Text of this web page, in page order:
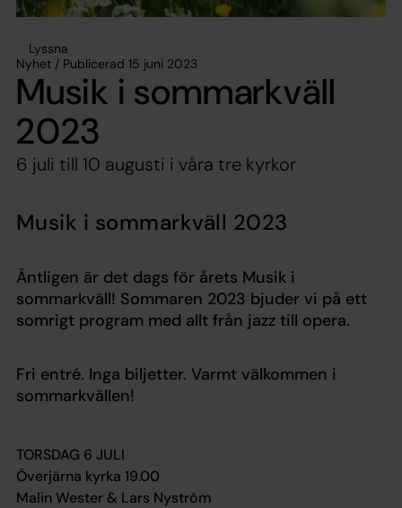
Lyssna
Nyhet / Publicerad 15 juni 2023
Musik i sommarkväll
2023
6 juli till 10 augusti i våra tre kyrkor
Musik i sommarkväll 2023
Äntligen är det dags för årets Musik i
sommarkväll! Sommaren 2023 bjuder vi på ett
somrigt program med allt från jazz till opera.
Fri entré. Inga biljetter. Varmt välkommen i
sommarkvällen!
TORSDAG 6 JULI
Överjärna kyrka 19.00
Malin Wester & Lars Nyström